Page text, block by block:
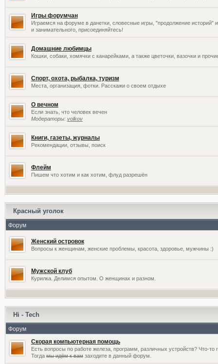
Игры форумчан
Играемся на форуме в данетки, словесные игры, "продолжение историй"
и занимательного, присоединяйтесь!
Домашние любимцы
Кошки, собаки, хомячки с канарейками, а также цветочки, вазочки и
Спорт, охота, рыбалка, туризм
Места, организация, фотки. Расскажи о своем отдыхе
О вечном
Если знать, что человек вечен
Модераторы: volkov
Книги, газеты, журналы
Рекомендации, отзывы, поиск
Флейм
Пишем что хотим и как хотим, флуд разрешён
Красный уголок
Форум
Женский островок
Вопросы к женщинам, женские проблемы, красота, здоровье, мужчины :)
Мужской клуб
Курилка. Делимся опытом. О женщинах и разном.
Hi - Tech
Форум
Скорая компьютерная помощь
Есть вопросы по работе железа, программ, различных устройств? Что-то
Тогдамы идём к вамзаходите в данный форум.